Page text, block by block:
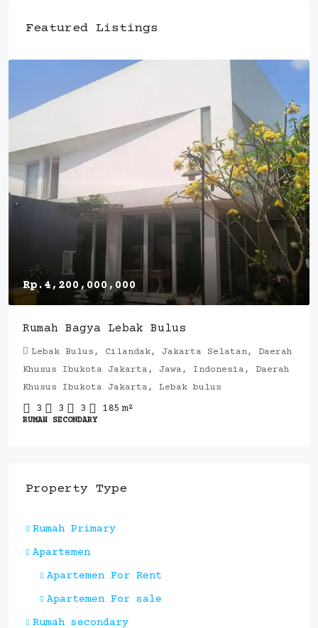
Featured Listings
Rp.4,200,000,000
Rumah Bagya Lebak Bulus
Lebak Bulus, Cilandak, Jakarta Selatan, Daerah
Khusus Ibukota Jakarta, Jawa, Indonesia, Daerah
Khusus Ibukota Jakarta, Lebak bulus
3 3 3 185 m²
RUMAH SECONDARY
Property Type
Rumah Primary
Apartemen
Apartemen For Rent
Apartemen For sale
Rumah secondary